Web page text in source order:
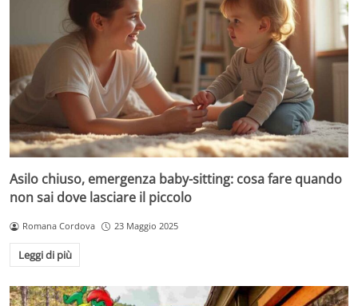
Asilo chiuso, emergenza baby-sitting: cosa fare quando
non sai dove lasciare il piccolo
Romana Cordova 23 Maggio 2025
Leggi di più